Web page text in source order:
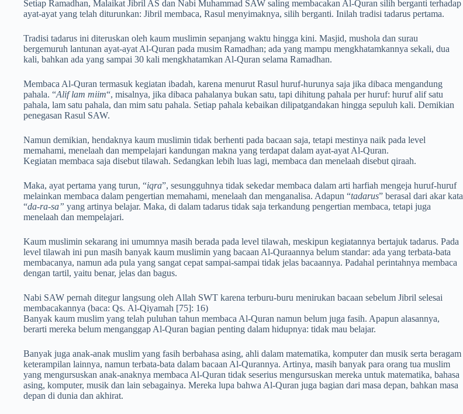
Setiap Ramadhan, Malaikat Jibril AS dan Nabi Muhammad SAW saling membacakan Al-Quran silih berganti terhadap
ayat-ayat yang telah diturunkan: Jibril membaca, Rasul menyimaknya, silih berganti. Inilah tradisi tadarus pertama.
Tradisi tadarus ini diteruskan oleh kaum muslimin sepanjang waktu hingga kini. Masjid, mushola dan surau
bergemuruh lantunan ayat-ayat Al-Quran pada musim Ramadhan; ada yang mampu mengkhatamkannya sekali, dua
kali, bahkan ada yang sampai 30 kali mengkhatamkan Al-Quran selama Ramadhan.
Membaca Al-Quran termasuk kegiatan ibadah, karena menurut Rasul huruf-hurunya saja jika dibaca mengandung
pahala. “Alif lam miim“, misalnya, jika dibaca pahalanya bukan satu, tapi dihitung pahala per huruf: huruf alif satu
pahala, lam satu pahala, dan mim satu pahala. Setiap pahala kebaikan dilipatgandakan hingga sepuluh kali. Demikian
penegasan Rasul SAW.
Namun demikian, hendaknya kaum muslimin tidak berhenti pada bacaan saja, tetapi mestinya naik pada level
memahami, menelaah dan mempelajari kandungan makna yang terdapat dalam ayat-ayat Al-Quran.
Kegiatan membaca saja disebut tilawah. Sedangkan lebih luas lagi, membaca dan menelaah disebut qiraah.
Maka, ayat pertama yang turun, “iqra”, sesungguhnya tidak sekedar membaca dalam arti harfiah mengeja huruf-huruf
melainkan membaca dalam pengertian memahami, menelaah dan menganalisa. Adapun “tadarus” berasal dari akar kata
“da-ra-sa” yang artinya belajar. Maka, di dalam tadarus tidak saja terkandung pengertian membaca, tetapi juga
menelaah dan mempelajari.
Kaum muslimin sekarang ini umumnya masih berada pada level tilawah, meskipun kegiatannya bertajuk tadarus. Pada
level tilawah ini pun masih banyak kaum muslimin yang bacaan Al-Quraannya belum standar: ada yang terbata-bata
membacanya, namun ada pula yang sangat cepat sampai-sampai tidak jelas bacaannya. Padahal perintahnya membaca
dengan tartil, yaitu benar, jelas dan bagus.
Nabi SAW pernah ditegur langsung oleh Allah SWT karena terburu-buru menirukan bacaan sebelum Jibril selesai
membacakannya (baca: Qs. Al-Qiyamah [75]: 16)
Banyak kaum muslim yang telah puluhan tahun membaca Al-Quran namun belum juga fasih. Apapun alasannya,
berarti mereka belum menganggap Al-Quran bagian penting dalam hidupnya: tidak mau belajar.
Banyak juga anak-anak muslim yang fasih berbahasa asing, ahli dalam matematika, komputer dan musik serta beragam
keterampilan lainnya, namun terbata-bata dalam bacaan Al-Qurannya. Artinya, masih banyak para orang tua muslim
yang mengursuskan anak-anaknya membaca Al-Quran tidak seserius mengursuskan mereka untuk matematika, bahasa
asing, komputer, musik dan lain sebagainya. Mereka lupa bahwa Al-Quran juga bagian dari masa depan, bahkan masa
depan di dunia dan akhirat.